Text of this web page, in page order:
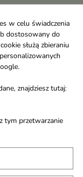
favorite_border
do twarzy
w celu świadczenia
dostosowany do
służą zbieraniu
znajdziesz tutaj:
tym przetwarzanie